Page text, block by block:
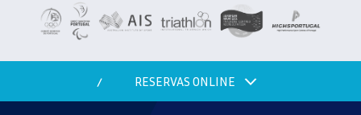
/ RESERVAS ONLINE